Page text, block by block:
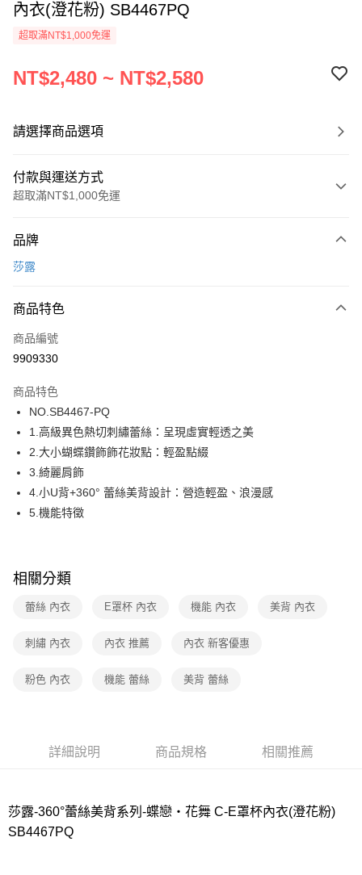
內衣(澄花粉) SB4467PQ
超取滿NT$1,000免運
NT$2,480 ~ NT$2,580
請選擇商品選項
付款與運送方式
超取滿NT$1,000免運
信用卡一次付款
LINE Pay
街口支付
運送方式
全家取貨付款
每筆NT$80，滿NT$1,000(含以上)免運費
付款後全家取貨
每筆NT$80，滿NT$1,000(含以上)免運費
每筆NT$80，滿NT$1,000(含以上)免運費
宅配
付款後門市自取
品牌
莎露
商品特色
商品編號
9909330
商品特色
NO.SB4467-PQ
1.高級異色熱切刺繡蕾絲：呈現虛實輕透之美
2.大小蝴蝶鑽飾飾花妝點：輕盈點綴
3.綺麗肩飾
4.小U背+360° 蕾絲美背設計：營造輕盈、浪漫感
5.機能特徵
相關分類
蕾絲 內衣 E罩杯 內衣 機能 內衣 美背 內衣
刺繡 內衣 內衣 推薦 內衣 新客優惠
粉色 內衣 機能 蕾絲 美背 蕾絲
詳細說明 商品規格 相關推薦
莎露-360°蕾絲美背系列-蝶戀‧花舞 C-E罩杯內衣(澄花粉)
SB4467PQ